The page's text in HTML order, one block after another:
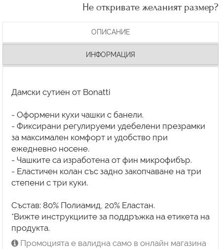
Не откривате желаният размер?
ОПИСАНИЕ
ИНФОРМАЦИЯ
Дамски сутиен от Bonatti
- Оформени кухи чашки с банели.
- Фиксирани регулируеми удебелени презрамки
за максимален комфорт и удобство при
ежедневно носене.
- Чашките са изработена от фин микрофибър.
- Еластичен колан със задно закопчаване на три
степени с три куки.
Състав: 80% Полиамид, 20% Еластан.
*Вижте инструкциите за поддръжка на етикета на
продукта.
Промоцията е валидна само в онлайн магазина